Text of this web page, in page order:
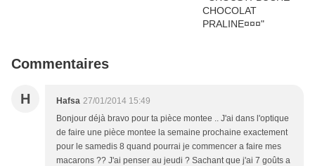
Commentaires
H Hafsa 27/01/2014 15:49
Bonjour déjà bravo pour ta pièce montee .. J'ai dans l'optique
de faire une pièce montee la semaine prochaine exactement
pour le samedis 8 quand pourrai je commencer a faire mes
macarons ?? J'ai penser au jeudi ? Sachant que j'ai 7 goûts a